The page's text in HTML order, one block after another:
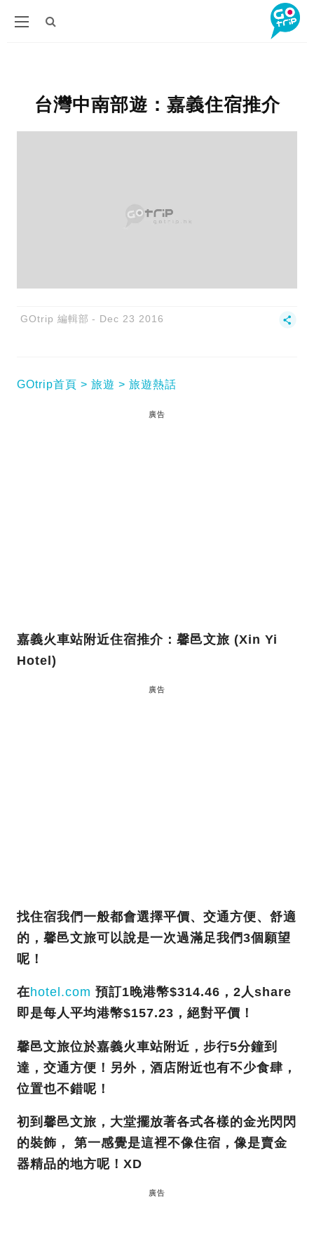
台灣中南部遊：嘉義住宿推介
GOtrip 編輯部 Dec 23 2016
GOtrip首頁 旅遊 旅遊熱話
廣告
嘉義火車站附近住宿推介：馨邑文旅 (Xin Yi
Hotel)
廣告
找住宿我們一般都會選擇平價、交通方便、舒適
的，馨邑文旅可以說是一次過滿足我們3個願望
呢！
在hotel.com 預訂1晚港幣$314.46，2人share
即是每人平均港幣$157.23，絕對平價！
馨邑文旅位於嘉義火車站附近，步行5分鐘到
達，交通方便！另外，酒店附近也有不少食肆，
位置也不錯呢！
初到馨邑文旅，大堂擺放著各式各樣的金光閃閃
的裝飾， 第一感覺是這裡不像住宿，像是賣金
器精品的地方呢！XD
廣告